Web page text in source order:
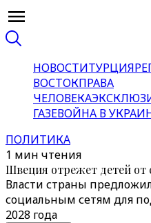
НОВОСТИТУРЦИЯ
ВОСТОКПРАВА
ЧЕЛОВЕКА
ГАЗЕВОЙНА В
ПОЛИТИКА
1 мин чтения
Швеция отрежет детей от
Власти страны
социальным сетям для
2028 года